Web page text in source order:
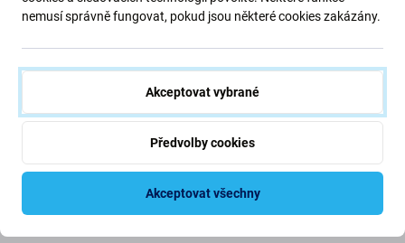
Ochranné pouzdro SBS Skinny
Pouzdro SBS Skinny je navrženo pro uživatele, kteří chtějí
diskrétní a lehkou ochranu, aniž by to ohrozilo přirozený
vzhled jejich zařízení. Díky ultratenké a průhledné
konstrukci chrání váš telefon před každodenním
poškrábáním, nárazy a opotřebením a zároveň zachovává
plně viditelný původní design.
nemusí správně fungovat, pokud jsou některé cookies zakázány.
Akceptovat vybrané
Předvolby cookies
Akceptovat všechny